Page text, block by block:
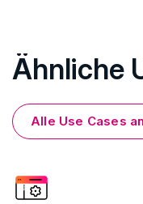
Ähnliche
Alle Use Cases